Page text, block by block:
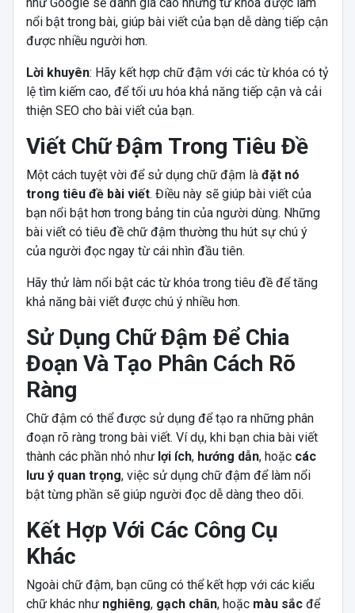
nổi bật trong bài, giúp bài viết của bạn dễ dàng tiếp cận
được nhiều người hơn.
Lời khuyên: Hãy kết hợp chữ đậm với các từ khóa có tỷ
lệ tìm kiếm cao, để tối ưu hóa khả năng tiếp cận và cải
thiện SEO cho bài viết của bạn.
Viết Chữ Đậm Trong Tiêu Đề
Một cách tuyệt vời để sử dụng chữ đậm là đặt nó
trong tiêu đề bài viết. Điều này sẽ giúp bài viết của
bạn nổi bật hơn trong bảng tin của người dùng. Những
bài viết có tiêu đề chữ đậm thường thu hút sự chú ý
của người đọc ngay từ cái nhìn đầu tiên.
Hãy thử làm nổi bật các từ khóa trong tiêu đề để tăng
khả năng bài viết được chú ý nhiều hơn.
Sử Dụng Chữ Đậm Để Chia
Đoạn Và Tạo Phân Cách Rõ
Ràng
Chữ đậm có thể được sử dụng để tạo ra những phân
đoạn rõ ràng trong bài viết. Ví dụ, khi bạn chia bài viết
thành các phần nhỏ như lợi ích, hướng dẫn, hoặc các
lưu ý quan trọng, việc sử dụng chữ đậm để làm nổi
bật từng phần sẽ giúp người đọc dễ dàng theo dõi.
Kết Hợp Với Các Công Cụ
Khác
Ngoài chữ đậm, bạn cũng có thể kết hợp với các kiểu
chữ khác như nghiêng, gạch chân, hoặc màu sắcđể